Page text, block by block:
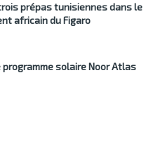
prépas tunisiennes dans le
africain du Figaro
programme solaire Noor Atlas